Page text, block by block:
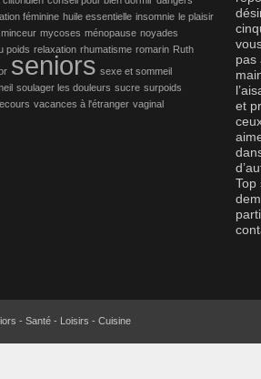
féminine huile essentielle insomnie le plaisir
minceur mycoses ménopause noyades
poids relaxation rhumatisme romarin Ruth
seniors sexe et sommeil
soulager les douleurs sucre surpoids
vacances à l'étranger vaginal
pas
et
Top
- Santé - Loisirs - Cuisine